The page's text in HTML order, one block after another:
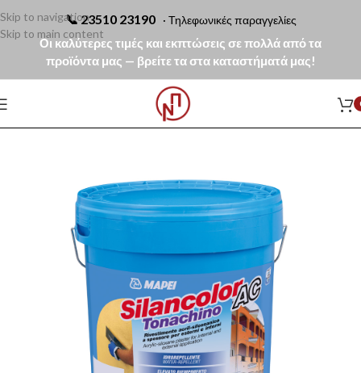
📞23510 23190 · Τηλεφωνικές παραγγελίες
Οι καλύτερες τιμές και εκπτώσεις σε πολλά από τα
προϊόντα μας — βρείτε τα στα καταστήματά μας!
Skip to navigation
Skip to main content